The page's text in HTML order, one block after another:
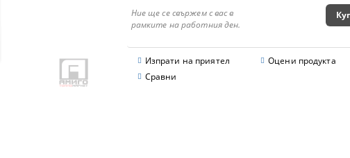
Ние ще се свържем с вас в
рамките на работния ден.
Изпрати на приятел
Оцени продукта
Сравни